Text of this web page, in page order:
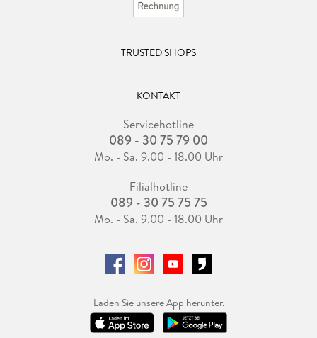
TRUSTED SHOPS
KONTAKT
Servicehotline
089 - 30 75 79 00
Mo. - Sa. 9.00 - 18.00 Uhr
Filialhotline
089 - 30 75 75 75
Mo. - Sa. 9.00 - 18.00 Uhr
Laden Sie unsere App herunter.